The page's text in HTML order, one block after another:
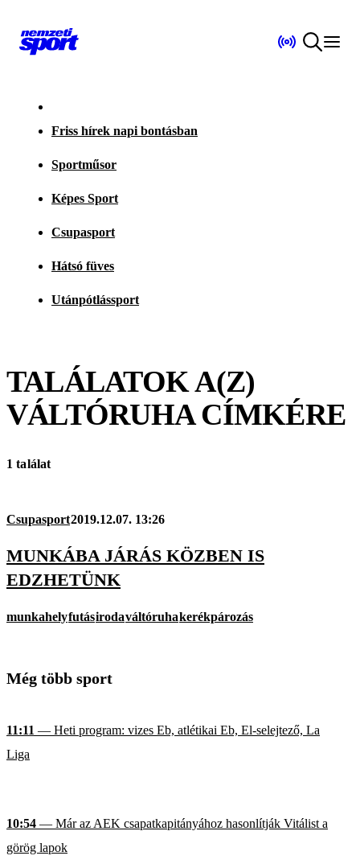
Friss hírek napi bontásban
Sportműsor
Képes Sport
Csupasport
Hátsó füves
Utánpótlássport
TALÁLATOK A(Z)
VÁLTÓRUHACÍMKÉRE
1 találat
Csupasport2019.12.07. 13:26
MUNKÁBA JÁRÁS KÖZBEN IS
EDZHETÜNK
munkahelyfutásirodaváltóruhakerékpározás
Még több sport
11:11 — Heti program: vizes Eb, atlétikai Eb, El-selejtező, La
Liga
10:54 — Már az AEK csapatkapitányához hasonlítják Vitálist a
görög lapok